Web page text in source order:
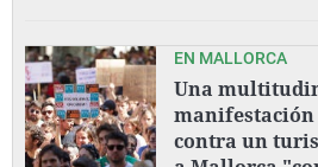
EN MALLORCA
Una
manifestación
contra un